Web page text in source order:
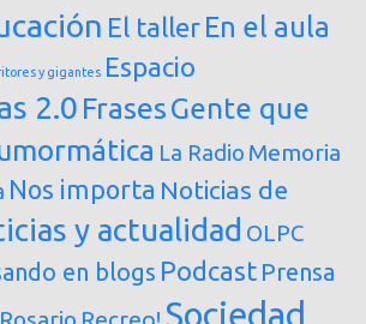
El taller En el aula
y gigantes Espacio
2.0 FrasesGente que
La Radio Memoria
Nos importa Noticias de
y actualidad OLPC
en blogs Podcast Prensa
Sociedad